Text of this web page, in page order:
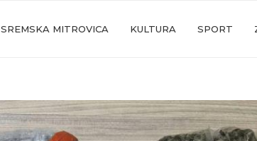
SREMSKA MITROVICA KULTURA SPORT